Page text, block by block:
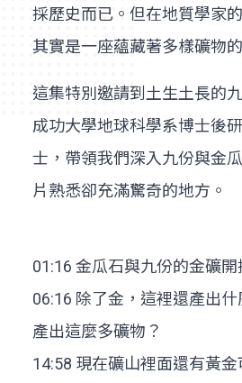
採歷史而已。但在地質學家
其實是一座蘊藏著多樣礦物
這集特別邀請到土生土長的
成功大學地球科學系博士後
士，帶領我們深入九份與金
片熟悉卻充滿驚奇的地方。
01:16 金瓜石與九份的金礦
06:16 除了金，這裡還產出
產出這麼多礦物？
14:58 現在礦山裡面還有黃